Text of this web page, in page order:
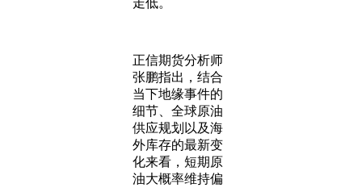
走低。
正信期货分析师
张鹏指出，结合
当下地缘事件的
细节、全球原油
供应规划以及海
外库存的最新变
化来看，短期原
油大概率维持偏